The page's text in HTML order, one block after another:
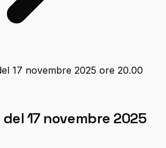
17 novembre 2025 ore 20.00
17 novembre 2025